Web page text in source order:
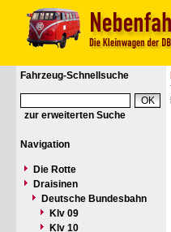
Fahrzeug-Schnellsuche
zur erweiterten Suche
Navigation
Die Rotte
Draisinen
Deutsche Bundesbahn
Klv 09
Klv 10